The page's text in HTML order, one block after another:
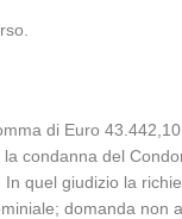
di Euro
condanna del
quel giudizio la
domanda non